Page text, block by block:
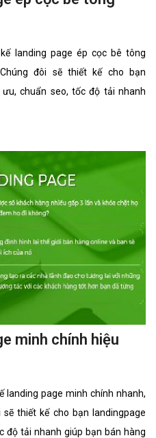
landing page ép cọc bê tông
đôi sẽ thiết kế cho bạn
chuẩn seo, tốc độ tải nhanh
minh chính hiệu
landing page minh chính nhanh,
thiết kế cho bạn landingpage
độ tải nhanh giúp bạn bán hàng